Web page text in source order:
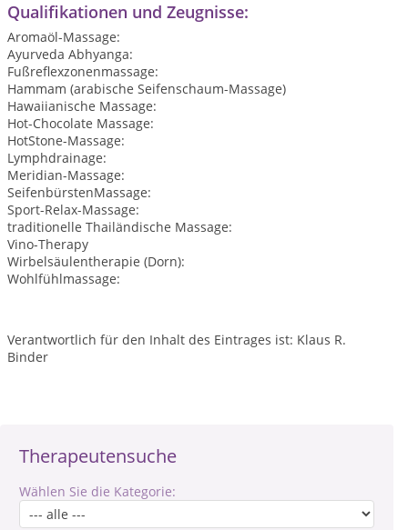
Therapeutensuche
Wählen Sie die Kategorie:
Qualifikationen und Zeugnisse:
Aromaöl-Massage:
Ayurveda Abhyanga:
Fußreflexzonenmassage:
Hammam (arabische Seifenschaum-Massage)
Hawaiianische Massage:
Hot-Chocolate Massage:
HotStone-Massage:
Lymphdrainage:
Meridian-Massage:
SeifenbürstenMassage:
Sport-Relax-Massage:
traditionelle Thailändische Massage:
Vino-Therapy
Wirbelsäulentherapie (Dorn):
Wohlfühlmassage:
Verantwortlich für den Inhalt des Eintrages ist: Klaus R.
Binder